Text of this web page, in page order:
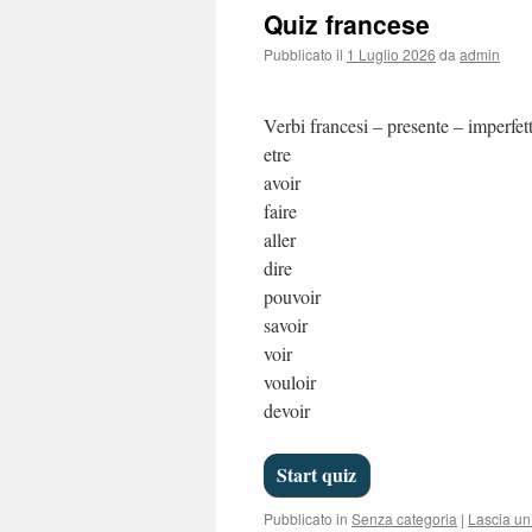
Quiz francese
Pubblicato il 1 Luglio 2026 da admin
Verbi francesi – presente –
etre
avoir
faire
aller
dire
pouvoir
savoir
voir
vouloir
devoir
Pubblicato in Senza categoria | Lascia